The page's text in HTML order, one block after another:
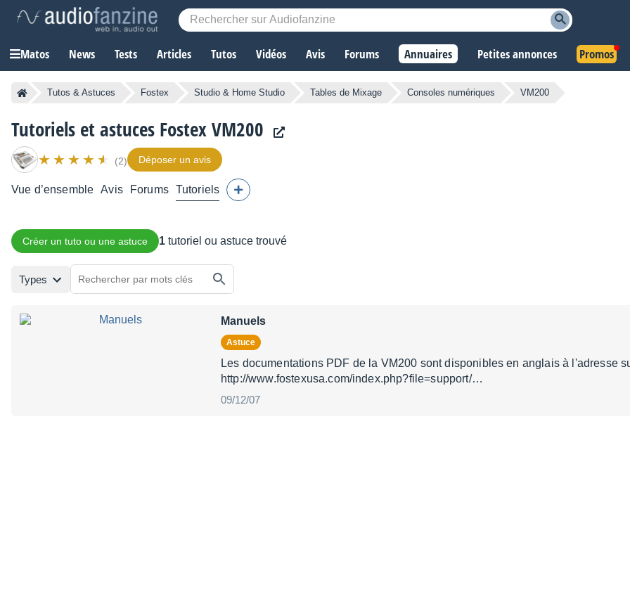
Matos News Tests Articles Tutos Vidéos Avis Forums Annuaires Petites annonces Promos
Tutos & Astuces Fostex Studio & Home Studio Tables de Mixage Consoles numériques VM200
Tutoriels et astuces Fostex VM200
(2) Déposer un avis
Vue d’ensemble Avis Forums Tutoriels
Créer un tuto ou une astuce 1 tutoriel ou astuce trouvé
Types
Manuels
Astuce
Les documentations PDF de la VM200 sont disponibles en anglais à l'adresse
http://www.fostexusa.com/index.php?file=support/…
09/12/07